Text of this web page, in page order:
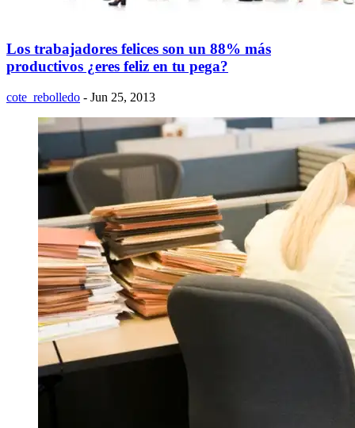
Los trabajadores felices son un 88% más
productivos ¿eres feliz en tu pega?
cote_rebolledo - Jun 25, 2013